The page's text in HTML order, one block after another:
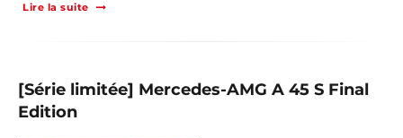
Lire la suite
[Série limitée] Mercedes-AMG A 45 S Final
Edition